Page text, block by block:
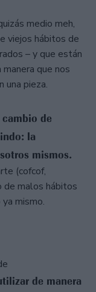
medio meh,
viejos hábitos de
– y que están
que nos
una pieza.
de
la
mismos.
(cofcof,
de malos hábitos
mismo.
de manera